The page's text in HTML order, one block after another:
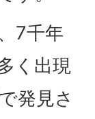
7千年
く出現
発見さ